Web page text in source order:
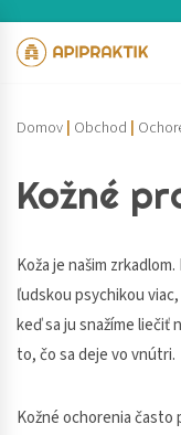
Preskočiť
Domov Obchod
Kožné
Koža je našim
ľudskou psychikou
keď sa ju snažíme liečiť
to, čo sa deje vo vnútri.
Kožné ochorenia